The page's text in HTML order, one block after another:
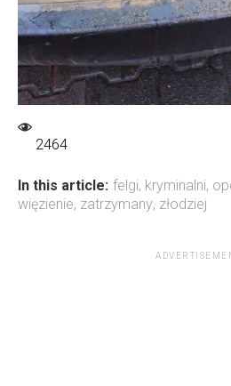
2464
In this article: felgi, kryminalni,
więzienie, zatrzymany, złodziej